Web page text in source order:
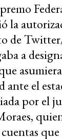
la
de
a
ante el
por el